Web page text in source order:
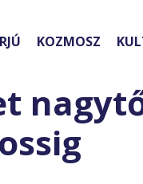
KOZMOSZ